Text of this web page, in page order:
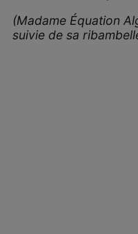
(Madame Équation
suivie de sa